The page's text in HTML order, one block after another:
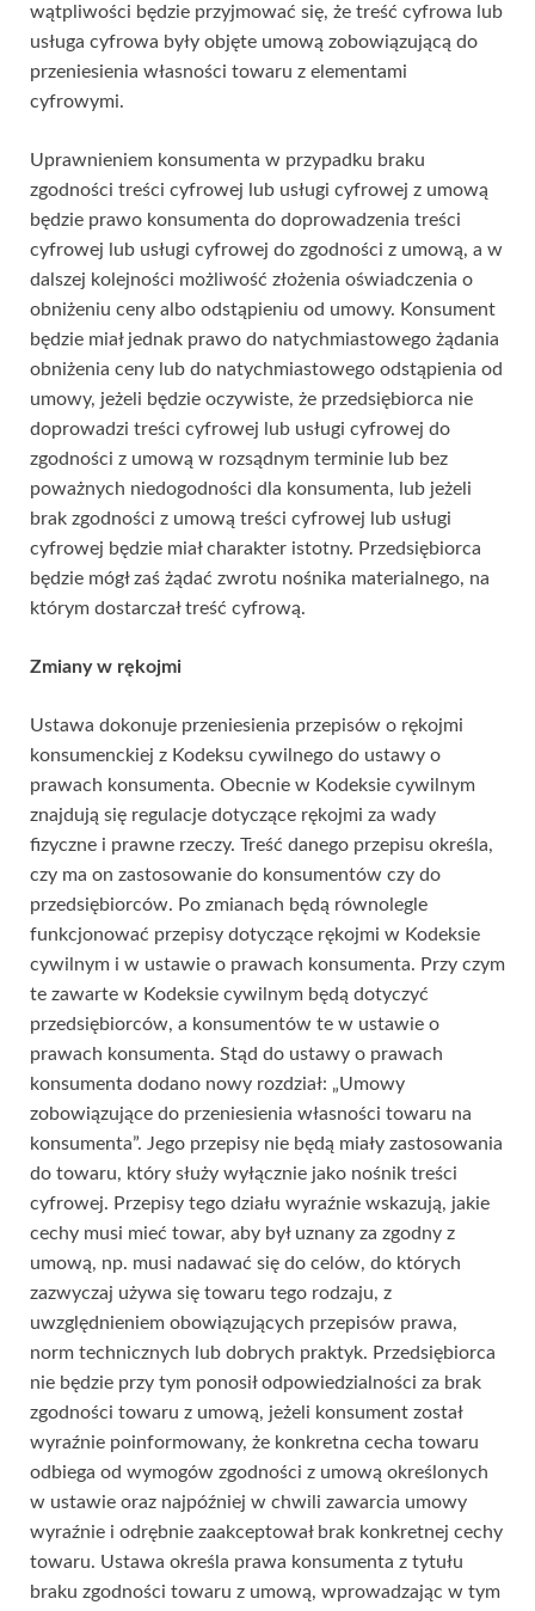
wątpliwości będzie przyjmować się, że treść cyfrowa lub
usługa cyfrowa były objęte umową zobowiązującą do
przeniesienia własności towaru z elementami
cyfrowymi.
Uprawnieniem konsumenta w przypadku braku
zgodności treści cyfrowej lub usługi cyfrowej z umową
będzie prawo konsumenta do doprowadzenia treści
cyfrowej lub usługi cyfrowej do zgodności z umową, a w
dalszej kolejności możliwość złożenia oświadczenia o
obniżeniu ceny albo odstąpieniu od umowy. Konsument
będzie miał jednak prawo do natychmiastowego żądania
obniżenia ceny lub do natychmiastowego odstąpienia od
umowy, jeżeli będzie oczywiste, że przedsiębiorca nie
doprowadzi treści cyfrowej lub usługi cyfrowej do
zgodności z umową w rozsądnym terminie lub bez
poważnych niedogodności dla konsumenta, lub jeżeli
brak zgodności z umową treści cyfrowej lub usługi
cyfrowej będzie miał charakter istotny. Przedsiębiorca
będzie mógł zaś żądać zwrotu nośnika materialnego, na
którym dostarczał treść cyfrową.
Zmiany w rękojmi
Ustawa dokonuje przeniesienia przepisów o rękojmi
konsumenckiej z Kodeksu cywilnego do ustawy o
prawach konsumenta. Obecnie w Kodeksie cywilnym
znajdują się regulacje dotyczące rękojmi za wady
fizyczne i prawne rzeczy. Treść danego przepisu określa,
czy ma on zastosowanie do konsumentów czy do
przedsiębiorców. Po zmianach będą równolegle
funkcjonować przepisy dotyczące rękojmi w Kodeksie
cywilnym i w ustawie o prawach konsumenta. Przy czym
te zawarte w Kodeksie cywilnym będą dotyczyć
przedsiębiorców, a konsumentów te w ustawie o
prawach konsumenta. Stąd do ustawy o prawach
konsumenta dodano nowy rozdział: „Umowy
zobowiązujące do przeniesienia własności towaru na
konsumenta”. Jego przepisy nie będą miały zastosowania
do towaru, który służy wyłącznie jako nośnik treści
cyfrowej. Przepisy tego działu wyraźnie wskazują, jakie
cechy musi mieć towar, aby był uznany za zgodny z
umową, np. musi nadawać się do celów, do których
zazwyczaj używa się towaru tego rodzaju, z
uwzględnieniem obowiązujących przepisów prawa,
norm technicznych lub dobrych praktyk. Przedsiębiorca
nie będzie przy tym ponosił odpowiedzialności za brak
zgodności towaru z umową, jeżeli konsument został
wyraźnie poinformowany, że konkretna cecha towaru
odbiega od wymogów zgodności z umową określonych
w ustawie oraz najpóźniej w chwili zawarcia umowy
wyraźnie i odrębnie zaakceptował brak konkretnej cechy
towaru. Ustawa określa prawa konsumenta z tytułu
braku zgodności towaru z umową, wprowadzając w tym